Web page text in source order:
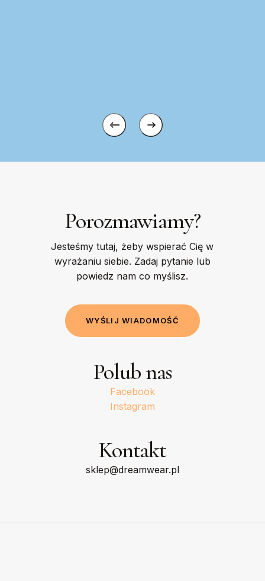
Porozmawiamy?
Jesteśmy tutaj, żeby wspierać Cię w
wyrażaniu siebie. Zadaj pytanie lub
powiedz nam co myślisz.
WYŚLI J WIADOMOŚĆ
Polub nas
Facebook
Instagram
Kontakt
sklep@dreamwear.pl